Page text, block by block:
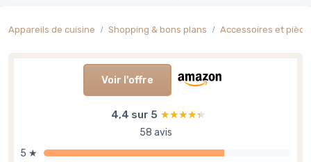
Appareils de cuisine Shopping & bons plans Accessoires et
Voir l'offre
4,4 sur 5 ★★★★★
★★★★★
58 avis
5 ★